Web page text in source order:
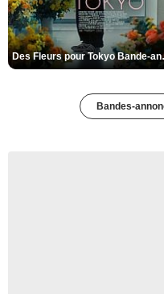
Des
Bandes-